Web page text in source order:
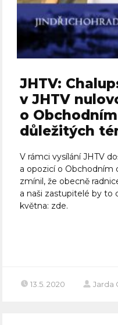
JHTV:
v JHTV
o
důležitých
V rámci vysílání JHTV
a opozicí o Obchodním
zmínil, že obecně
a naši zastupitelé by
května: zde.
13.5. 2020 Jarda